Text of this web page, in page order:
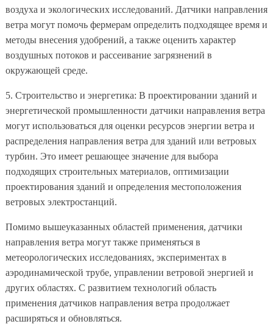
воздуха и экологических исследований. Датчики направления
ветра могут помочь фермерам определить подходящее время и
методы внесения удобрений, а также оценить характер
воздушных потоков и рассеивание загрязнений в
окружающей среде.
5. Строительство и энергетика: В проектировании зданий и
энергетической промышленности датчики направления ветра
могут использоваться для оценки ресурсов энергии ветра и
распределения направления ветра для зданий или ветровых
турбин. Это имеет решающее значение для выбора
подходящих строительных материалов, оптимизации
проектирования зданий и определения местоположения
ветровых электростанций.
Помимо вышеуказанных областей применения, датчики
направления ветра могут также применяться в
метеорологических исследованиях, экспериментах в
аэродинамической трубе, управлении ветровой энергией и
других областях. С развитием технологий область
применения датчиков направления ветра продолжает
расширяться и обновляться.